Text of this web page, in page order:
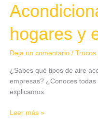
hogares y
Deja un comentario / Trucos
¿Sabes qué tipos de aire
empresas? ¿Conoces
explicamos.
Leer más »